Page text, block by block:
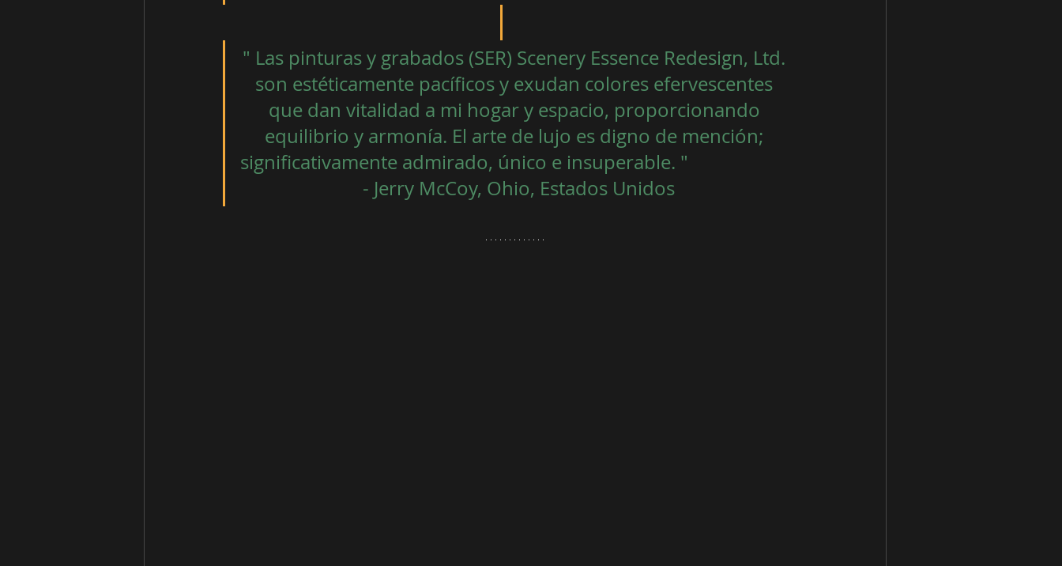
" Las pinturas y grabados (SER) Scenery Essence Redesign, Ltd.
son estéticamente pacíficos y exudan colores efervescentes
que dan vitalidad a mi hogar y espacio, proporcionando
equilibrio y armonía. El arte de lujo es digno de mención;
significativamente admirado, único e insuperable. "
- Jerry McCoy, Ohio, Estados Unidos